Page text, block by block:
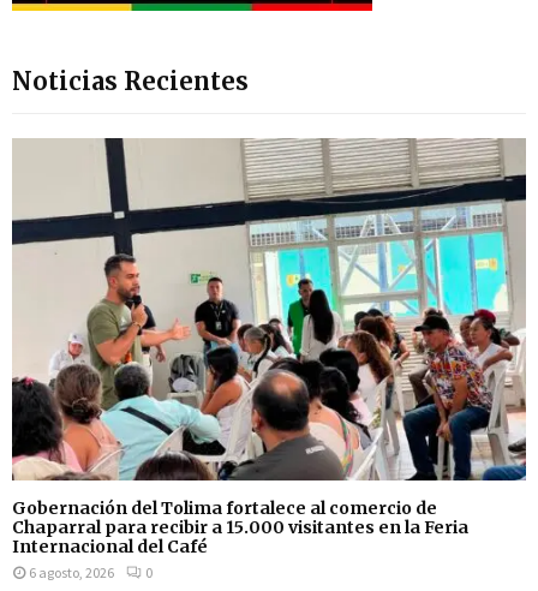
Noticias Recientes
Gobernación del Tolima fortalece al comercio de
Chaparral para recibir a 15.000 visitantes en la Feria
Internacional del Café
6 agosto, 2026 0